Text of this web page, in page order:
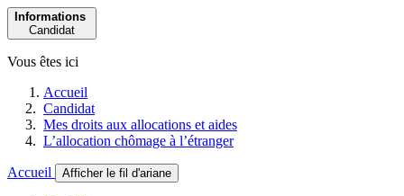
Informations
Candidat
Vous êtes ici
Accueil
Candidat
Mes droits aux allocations et aides
L’allocation chômage à l’étranger
Accueil Afficher le fil d'ariane